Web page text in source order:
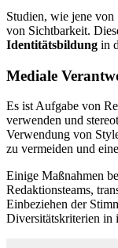
Studien, wie jene
von Sichtbarkeit.
Identitätsbildung in
Mediale
Es ist Aufgabe von
verwenden und
Verwendung von
zu vermeiden und
Einige Maßnahmen
Redaktionsteams,
Einbeziehen der
Diversitätskriterien in